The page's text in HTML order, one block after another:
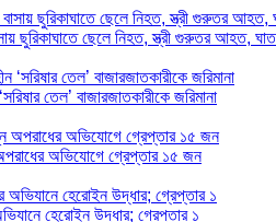
ছুরিকাঘাতে ছেলে নিহত, স্ত্রী গুরুতর আহত,
তেল’ বাজারজাতকারীকে জরিমানা
অপরাধের অভিযোগে গ্রেপ্তার ১৫ জন
হেরোইন উদ্ধার; গ্রেপ্তার ১